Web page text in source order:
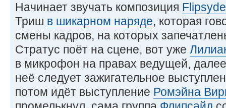
Начинает звучать композиция
Триш в шикарном наряде, которая
смены кадров, на которых
Стратус поёт на сцене, вот уже
в микрофон на правах ведущей,
неё следует зажигательное
потом идёт выступление Ромэйна